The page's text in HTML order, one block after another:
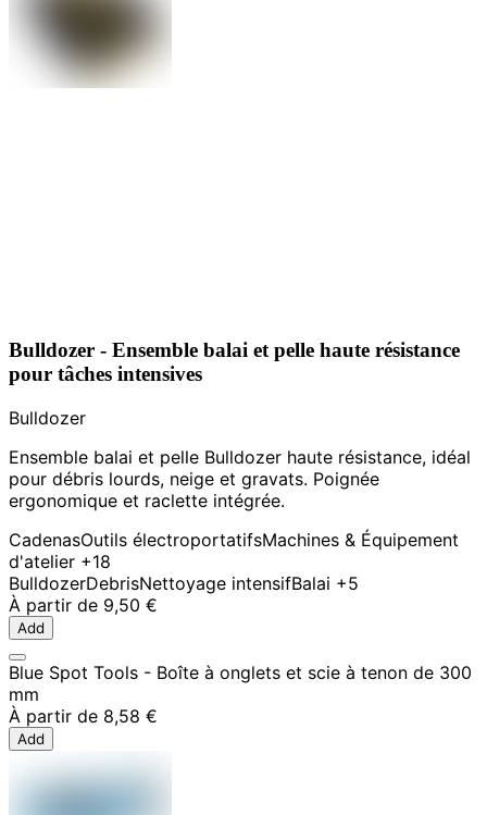
Bulldozer - Ensemble balai et pelle haute résistance
pour tâches intensives
Bulldozer
Ensemble balai et pelle Bulldozer haute résistance, idéal
pour débris lourds, neige et gravats. Poignée
ergonomique et raclette intégrée.
CadenasOutils électroportatifsMachines & Équipement
d'atelier +18
BulldozerDebrisNettoyage intensifBalai +5
À partir de 9,50 €
Add
Blue Spot Tools - Boîte à onglets et scie à tenon de 300
mm
À partir de 8,58 €
Add